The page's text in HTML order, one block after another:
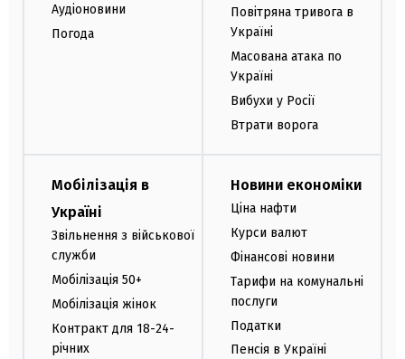
Аудіоновини
Погода
Повітряна тривога в
Україні
Масована атака по
Україні
Вибухи у Росії
Втрати ворога
Мобілізація в
Україні
Звільнення з військової
служби
Мобілізація 50+
Мобілізація жінок
Контракт для 18-24-
річних
Новини економіки
Ціна нафти
Курси валют
Фінансові новини
Тарифи на комунальні
послуги
Податки
Пенсія в Україні